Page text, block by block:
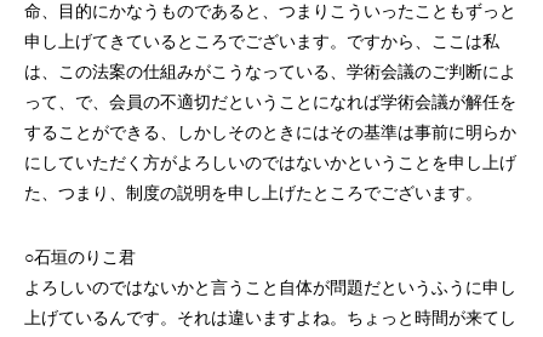
命、目的にかなうものであると、つまりこういったこともずっと
申し上げてきているところでございます。ですから、ここは私
は、この法案の仕組みがこうなっている、学術会議のご判断によ
って、で、会員の不適切だということになれば学術会議が解任を
することができる、しかしそのときにはその基準は事前に明らか
にしていただく方がよろしいのではないかということを申し上げ
た、つまり、制度の説明を申し上げたところでございます。
○石垣のりこ君
よろしいのではないかと言うこと自体が問題だというふうに申し
上げているんです。それは違いますよね。ちょっと時間が来てし